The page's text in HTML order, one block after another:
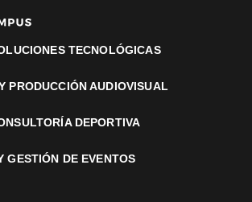
TECNOLÓGICAS
PRODUCCIÓN AUDIOVISUAL
DEPORTIVA
GESTIÓN DE EVENTOS